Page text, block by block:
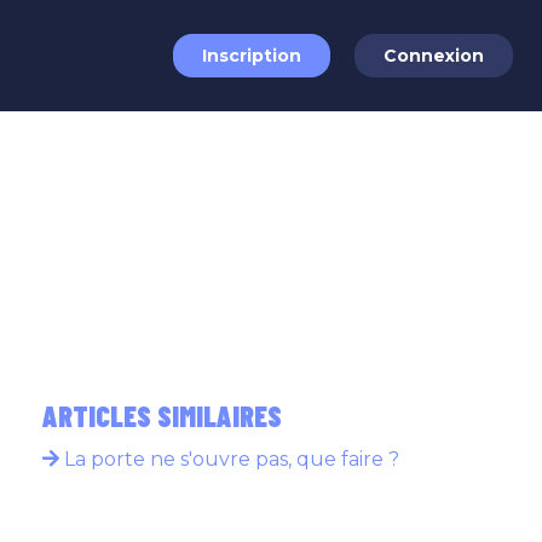
Inscription Connexion
ARTICLES SIMILAIRES
La porte ne s'ouvre pas, que faire ?